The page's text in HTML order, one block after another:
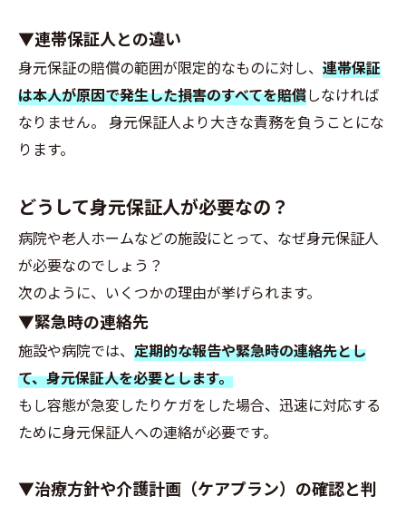
▼連帯保証人との違い
身元保証の賠償の範囲が限定的なものに対し、 連帯保証
は本人が原因で発生した損害のすべてを賠償しなければ
なりません。 身元保証人より大きな責務を負うことにな
ります。
どうして身元保証人が必要なの？
病院や老人ホームなどの施設にとって、なぜ身元保証人
が必要なのでしょう？
次のように、いくつかの理由が挙げられます。
▼緊急時の連絡先
施設や病院では、 定期的な報告や緊急時の連絡先とし
て、身元保証人を必要とします。
もし容態が急変したりケガをした場合、迅速に対応する
ために身元保証人への連絡が必要です。
▼治療方針や介護計画（ケアプラン）の確認と判